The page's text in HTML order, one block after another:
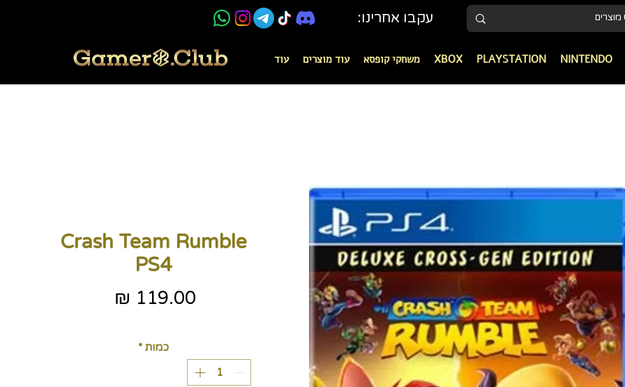
עקבו אחרינו:
NINTENDO
PLAYSTATION
XBOX משחקי קופסא עוד מוצרים עוד
Crash Team Rumble
PS4
כמות *